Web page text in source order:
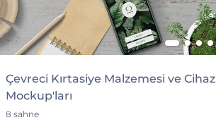
Çevreci Kırtasiye Malzemesi ve Cihaz
Mockup'ları
8 sahne